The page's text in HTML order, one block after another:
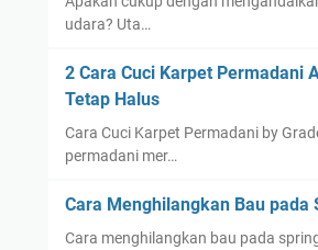
udara? Uta…
2 Cara Cuci Karpet Permadani
Tetap Halus
Cara Cuci Karpet Permadani by
permadani mer…
Cara Menghilangkan Bau pada
Cara menghilangkan bau pada